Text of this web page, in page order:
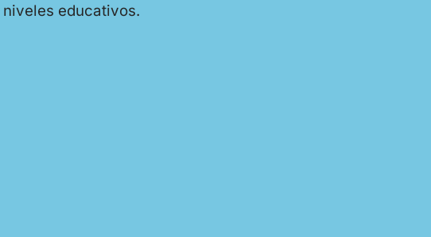
educativos.